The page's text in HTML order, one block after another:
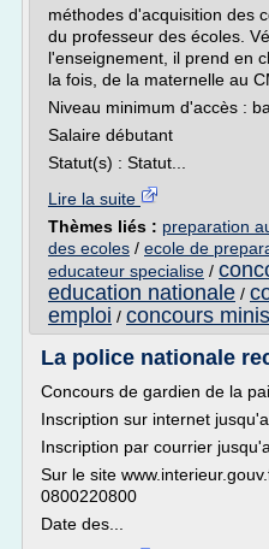
méthodes d'acquisition des
du professeur des écoles.
l'enseignement, il prend en
la fois, de la maternelle au
Niveau minimum d'accès :
Salaire débutant
Statut(s) : Statut...
Lire la suite
Thèmes liés : preparation
des ecoles / ecole de
educateur specialise /
education nationale /
emploi / concours
La police nationale
Concours de gardien de la
Inscription sur internet
Inscription par courrier
Sur le site
0800220800
Date des...